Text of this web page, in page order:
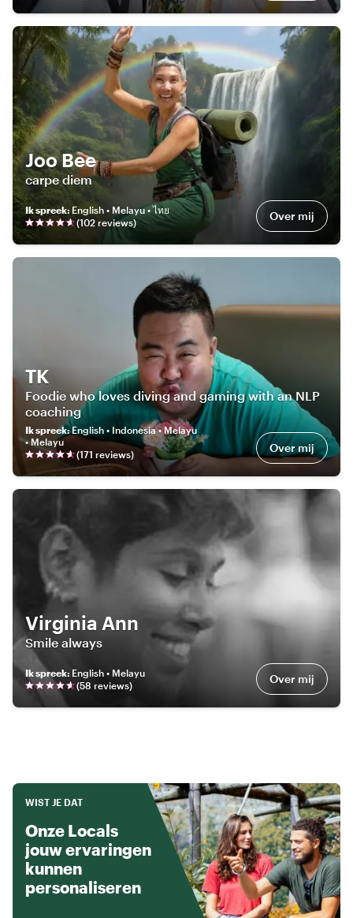
Joo Bee
carpe diem
Ik spreek: English • Melayu • ไทย
(102 reviews) Over mij
TK
Foodie who loves diving and gaming with an NLP
coaching
Ik spreek:English • Indonesia • Melayu
• Melayu
(171 reviews) Over mij
Virginia Ann
Smile always
Ik spreek: English • Melayu
(58 reviews) Over mij
WIST JE DAT
Onze Locals
jouw ervaringen
kunnen
personaliseren